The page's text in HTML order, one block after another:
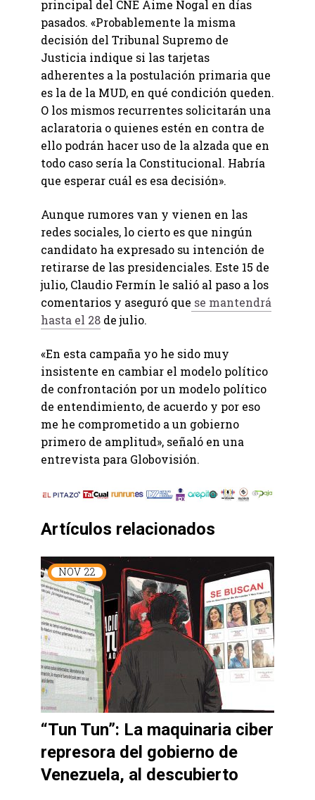
principal del CNE Aime Nogal en días
pasados. «Probablemente la misma
decisión del Tribunal Supremo de
Justicia indique si las tarjetas
adherentes a la postulación primaria que
es la de la MUD, en qué condición queden.
O los mismos recurrentes solicitarán una
aclaratoria o quienes estén en contra de
ello podrán hacer uso de la alzada que en
todo caso sería la Constitucional. Habría
que esperar cuál es esa decisión».
Aunque rumores van y vienen en las
redes sociales, lo cierto es que ningún
candidato ha expresado su intención de
retirarse de las presidenciales. Este 15 de
julio, Claudio Fermín le salió al paso a los
comentarios y aseguró que se mantendrá
hasta el 28 de julio.
«En esta campaña yo he sido muy
insistente en cambiar el modelo político
de confrontación por un modelo político
de entendimiento, de acuerdo y por eso
me he comprometido a un gobierno
primero de amplitud», señaló en una
entrevista para Globovisión.
Artículos relacionados
NOV 22
“Tun Tun”: La maquinaria ciber
represora del gobierno de
Venezuela, al descubierto